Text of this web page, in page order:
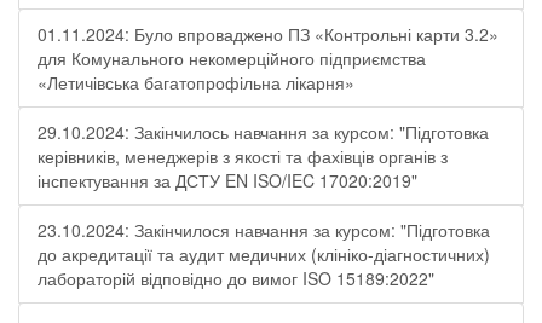
01.11.2024: Було впроваджено ПЗ «Контрольні карти 3.2»
для Комунального некомерційного підприємства
«Летичівська багатопрофільна лікарня»
29.10.2024: Закінчилось навчання за курсом: "Підготовка
керівників, менеджерів з якості та фахівців органів з
інспектування за ДСТУ EN ISO/IEC 17020:2019"
23.10.2024: Закінчилося навчання за курсом: "Підготовка
до акредитації та аудит медичних (клініко-діагностичних)
лабораторій відповідно до вимог ISO 15189:2022"